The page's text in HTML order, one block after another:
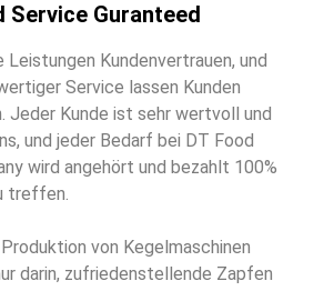
Service Guranteed
Kundenvertrauen, und
Service lassen Kunden
Jeder Kunde ist sehr wertvoll und
und jeder Bedarf bei DT Food
wird angehört und bezahlt 100%
treffen.
von Kegelmaschinen
darin, zufriedenstellende Zapfen